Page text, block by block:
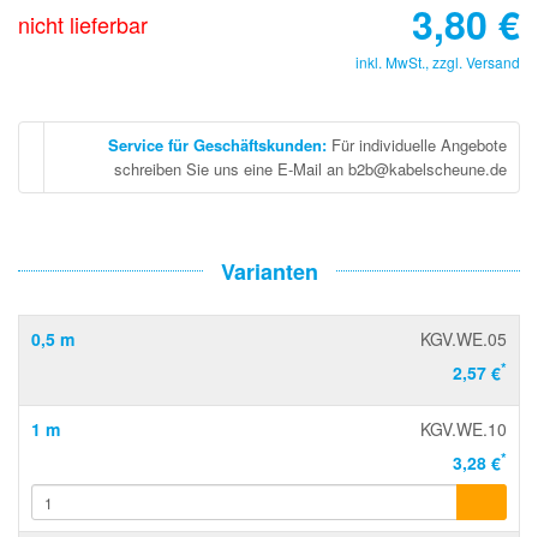
nicht lieferbar 3,80 €
inkl. MwSt., zzgl. Versand
Service für Geschäftskunden: Für individuelle Angebote
schreiben Sie uns eine E-Mail an b2b@kabelscheune.de
Varianten
0,5 m
KGV.WE.05
2,57 €*
1 m
KGV.WE.10
3,28 €*